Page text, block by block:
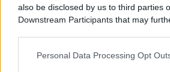
also be disclosed by us to third parties
Downstream Participants that may
Personal Data Processing Opt